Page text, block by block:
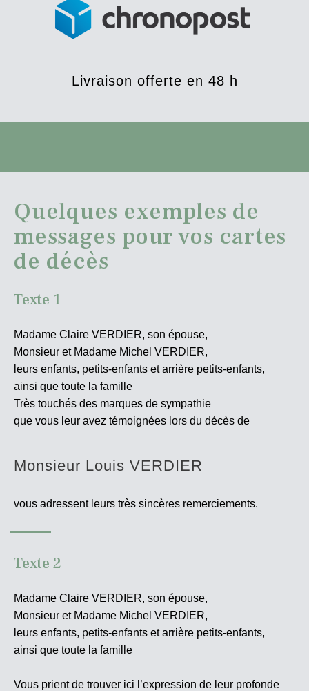
Livraison offerte en 48 h
Quelques exemples de
messages pour vos cartes
de décès
Texte 1
Madame Claire VERDIER, son épouse,
Monsieur et Madame Michel VERDIER,
leurs enfants, petits-enfants et arrière petits-enfants,
ainsi que toute la famille
Très touchés des marques de sympathie
que vous leur avez témoignées lors du décès de
Monsieur Louis VERDIER
vous adressent leurs très sincères remerciements.
Texte 2
Madame Claire VERDIER, son épouse,
Monsieur et Madame Michel VERDIER,
leurs enfants, petits-enfants et arrière petits-enfants,
ainsi que toute la famille
Vous prient de trouver ici l’expression de leur profonde